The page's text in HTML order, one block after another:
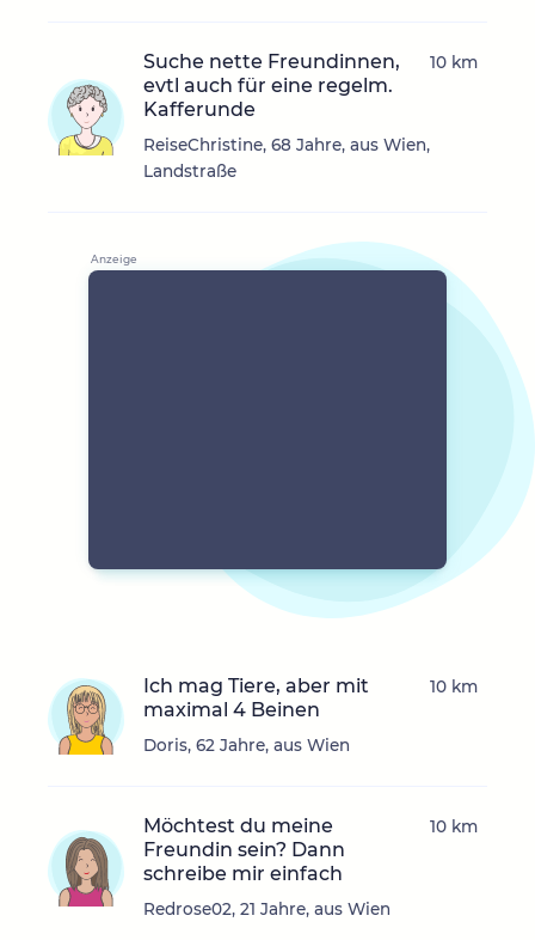
Suche nette Freundinnen,
evtl auch für eine regelm.
Kafferunde
ReiseChristine, 68 Jahre, aus Wien,
Landstraße
10 km
Ich mag Tiere, aber mit
maximal 4 Beinen
Doris, 62 Jahre, aus Wien
10 km
Möchtest du meine
Freundin sein? Dann
schreibe mir einfach
Redrose02, 21 Jahre, aus Wien
10 km